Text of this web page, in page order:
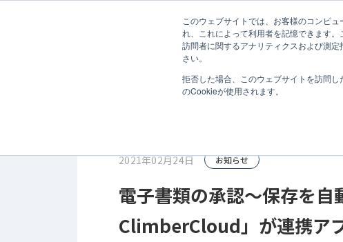
このウェブサイトでは、お客様のコンピ
れ、これによって利用者を記憶できます
訪問者に関するアナリティクスおよび測
さい。
拒否した場合、このウェブサイトを訪問
のCookieが使用されます。
サービス紹介
電子書類の承認〜保存を自動化する「コラ
2021年02月24日 お知らせ
電子書類の承認〜保存を
ClimberCloud」が連携ア